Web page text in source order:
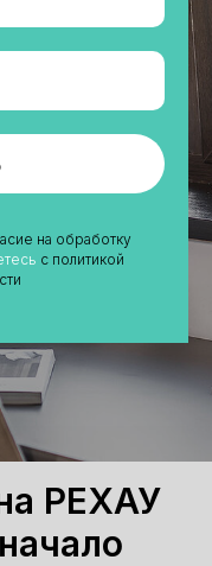
на обработку
c политикой
РЕХАУ